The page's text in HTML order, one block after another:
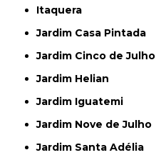
Itaquera
Jardim Casa Pintada
Jardim Cinco de Julho
Jardim Helian
Jardim Iguatemi
Jardim Nove de Julho
Jardim Santa Adélia